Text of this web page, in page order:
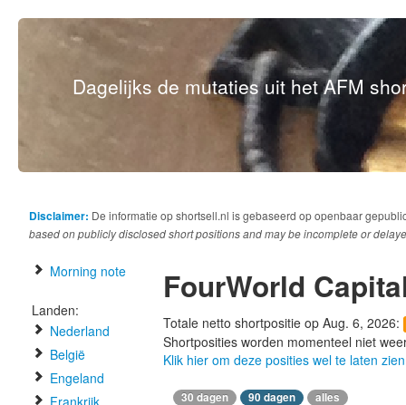
Dagelijks de mutaties uit het AFM
Disclaimer: De informatie op shortsell.nl is gebaseerd op openbaar
based on publicly disclosed short positions and may be incomplete or
Morning note
Landen:
Nederland
België
Engeland
Frankrijk
FourWorld
Totale netto shortpositie op Aug. 6, 2026:
Shortposities worden momenteel niet
Klik hier om deze posities wel te laten zien
30 dagen 90 dagen alles